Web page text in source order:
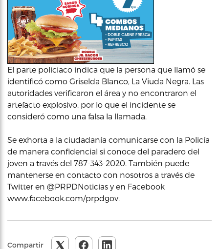
El parte policiaco indica que la persona que llamó se
identificó como Griselda Blanco, La Viuda Negra. Las
autoridades verificaron el área y no encontraron el
artefacto explosivo, por lo que el incidente se
consideró como una falsa la llamada.
Se exhorta a la ciudadanía comunicarse con la Policía
de manera confidencial si conoce del paradero del
joven a través del 787-343-2020. También puede
mantenerse en contacto con nosotros a través de
Twitter en @PRPDNoticias y en Facebook
www.facebook.com/prpdgov.
Compartir